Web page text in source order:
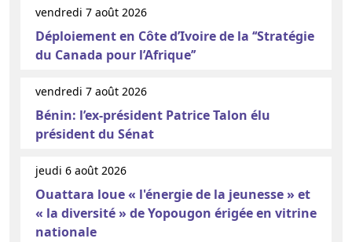
vendredi 7 août 2026
Déploiement en Côte d’Ivoire de la ‘‘Stratégie
du Canada pour l’Afrique’’
vendredi 7 août 2026
Bénin: l’ex-président Patrice Talon élu
président du Sénat
jeudi 6 août 2026
Ouattara loue « l'énergie de la jeunesse » et
« la diversité » de Yopougon érigée en vitrine
nationale